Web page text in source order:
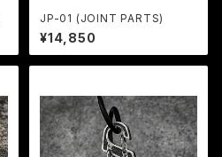
JP-01 (JOINT PARTS)
¥14,850